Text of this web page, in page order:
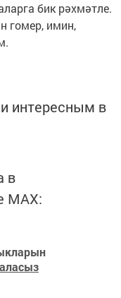
бик рәхмәтле.
гомер, имин,
интересным в
в
MАХ: